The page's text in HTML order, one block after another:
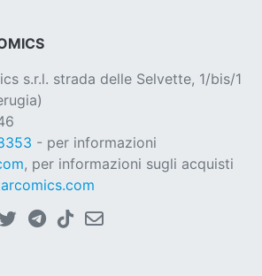
s.r.l. strada delle Selvette, 1/bis/1
- per informazioni
, per informazioni sugli acquisti